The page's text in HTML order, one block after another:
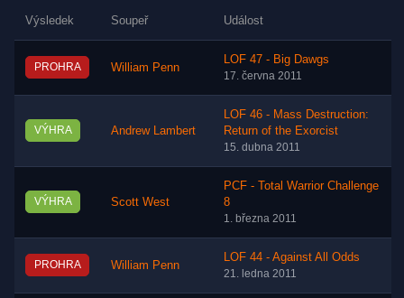
Výsledek Soupeř Událost
PROHRA William Penn
LOF 47 - Big Dawgs
17. června 2011
VÝHRA Andrew Lambert
LOF 46 - Mass Destruction:
Return of the Exorcist
15. dubna 2011
VÝHRA Scott West
PCF - Total Warrior Challenge
8
1. března 2011
PROHRA William Penn
LOF 44 - Against All Odds
21. ledna 2011